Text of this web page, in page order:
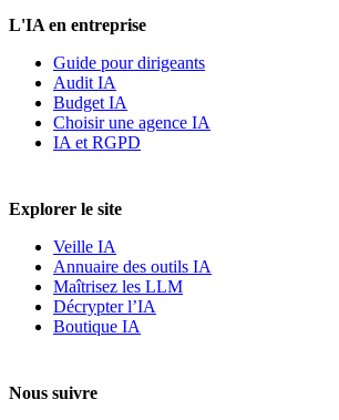
L'IA en entreprise
Guide pour dirigeants
Audit IA
Budget IA
Choisir une agence IA
IA et RGPD
Explorer le site
Veille IA
Annuaire des outils IA
Maîtrisez les LLM
Décrypter l’IA
Boutique IA
Nous suivre